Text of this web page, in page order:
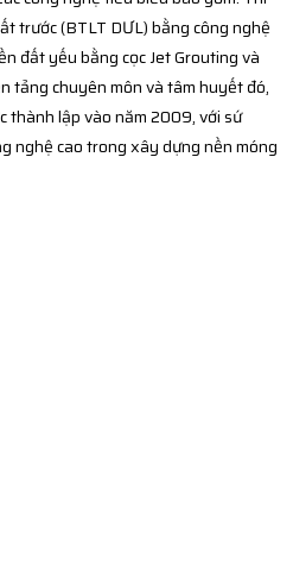
trước (BTLT DƯL) bằng công nghệ
đất yếu bằng cọc Jet Grouting và
tảng chuyên môn và tâm huyết đó,
thành lập vào năm 2009, với sứ
nghệ cao trong xây dựng nền móng